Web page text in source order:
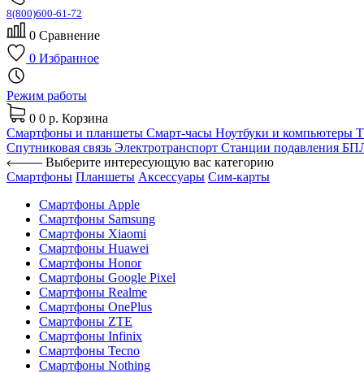
8(800)600-61-72
0 Сравнение
0 Избранное
Режим работы
0 0 р. Корзина
Смартфоны и планшеты Смарт-часы Ноутбуки и компьютеры
Спутниковая связь Электротранспорт Станции подавления
Выберите интересующую вас категорию
Смартфоны Планшеты Аксессуары Сим-карты
Смартфоны Apple
Смартфоны Samsung
Смартфоны Xiaomi
Смартфоны Huawei
Смартфоны Honor
Смартфоны Google Pixel
Смартфоны Realme
Смартфоны OnePlus
Смартфоны ZTE
Смартфоны Infinix
Смартфоны Tecno
Смартфоны Nothing